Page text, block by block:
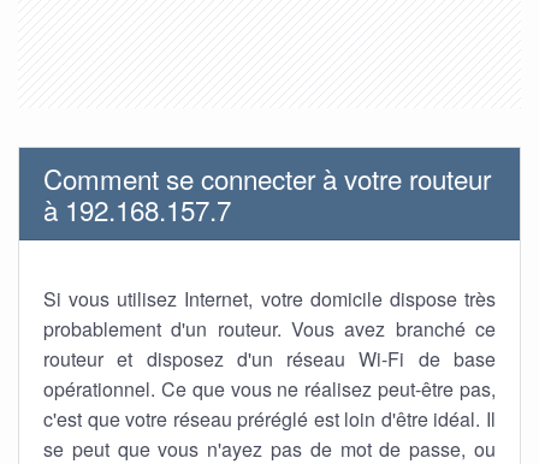
Comment se connecter à votre routeur
à 192.168.157.7
Si vous utilisez Internet, votre domicile dispose très
probablement d'un routeur. Vous avez branché ce
routeur et disposez d'un réseau Wi-Fi de base
opérationnel. Ce que vous ne réalisez peut-être pas,
c'est que votre réseau préréglé est loin d'être idéal. Il
se peut que vous n'ayez pas de mot de passe, ou